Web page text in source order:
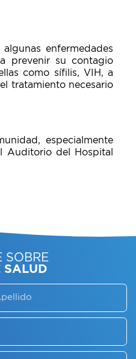
enfermedades
prevenir su contagio
como sífilis, VIH, a
tratamiento necesario
especialmente
Auditorio del Hospital